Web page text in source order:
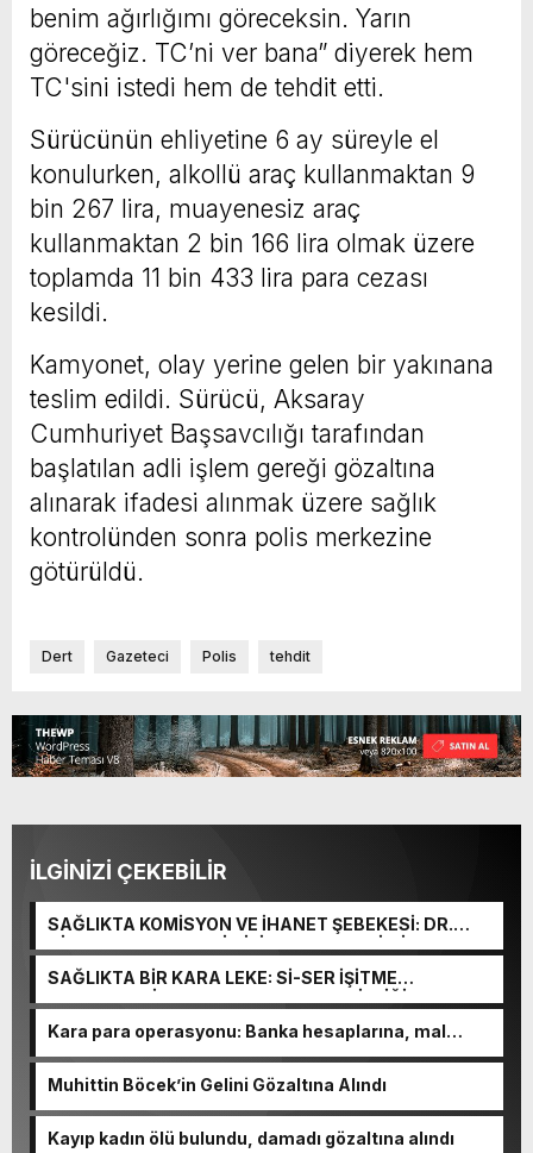
benim ağırlığımı göreceksin. Yarın
göreceğiz. TC’ni ver bana” diyerek hem
TC'sini istedi hem de tehdit etti.
Sürücünün ehliyetine 6 ay süreyle el
konulurken, alkollü araç kullanmaktan 9
bin 267 lira, muayenesiz araç
kullanmaktan 2 bin 166 lira olmak üzere
toplamda 11 bin 433 lira para cezası
kesildi.
Kamyonet, olay yerine gelen bir yakınana
teslim edildi. Sürücü, Aksaray
Cumhuriyet Başsavcılığı tarafından
başlatılan adli işlem gereği gözaltına
alınarak ifadesi alınmak üzere sağlık
kontrolünden sonra polis merkezine
götürüldü.
Dert Gazeteci Polis tehdit
İLGİNİZİ ÇEKEBİLİR
SAĞLIKTA KOMİSYON VE İHANET ŞEBEKESİ: DR.
NİHAT URUÇ VE SEMİH İŞİTME MERKEZİ’NİN SGK
VURGUNU!
SAĞLIKTA BİR KARA LEKE: Sİ-SER İŞİTME
MERKEZLERİ VE MODERN UMUT TACİRLİĞİ
Kara para operasyonu: Banka hesaplarına, mal
Muhittin Böcek’in Gelini Gözaltına Alındı
Kayıp kadın ölü bulundu, damadı gözaltına alındı